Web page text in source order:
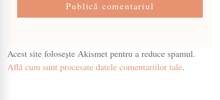
Acest site folosește Akismet pentru a reduce spamul.
Află cum sunt procesate datele comentariilor tale.